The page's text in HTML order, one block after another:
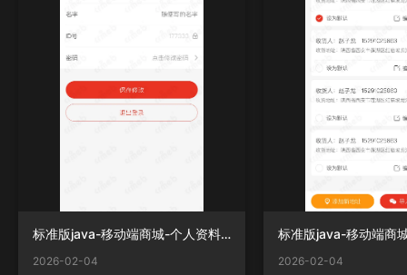
标准版java-移动端商城-个人资料编辑.png
2026-02-04 2026-02-04